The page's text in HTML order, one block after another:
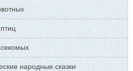
народные сказки